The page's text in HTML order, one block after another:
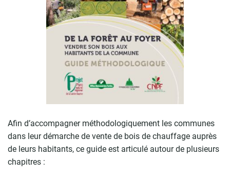
Afin d’accompagner méthodologiquement les communes
dans leur démarche de vente de bois de chauffage auprès
de leurs habitants, ce guide est articulé autour de plusieurs
chapitres :